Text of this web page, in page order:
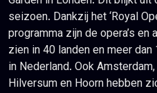
seizoen. Dankzij het ‘Royal
programma zijn de opera’s
zien in 40 landen en meer
in Nederland. Ook
Hilversum en Hoorn hebben